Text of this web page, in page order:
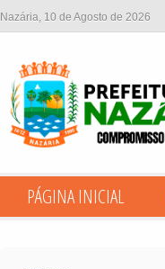
property="og:description">
Nazária, 10 de Agosto de 2026
PÁGINA INICIAL